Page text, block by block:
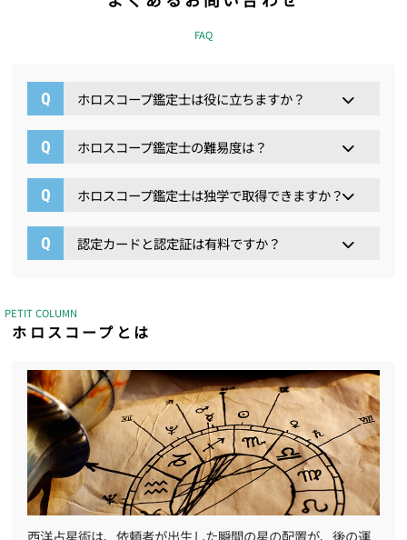
FAQ
ホロスコープ鑑定士は役に立ちますか？
ホロスコープ鑑定士の難易度は？
ホロスコープ鑑定士は独学で取得できますか？
認定カードと認定証は有料ですか？
PETIT COLUMN
ホロスコープとは
西洋占星術は、依頼者が出生した瞬間の星の配置が、後の運